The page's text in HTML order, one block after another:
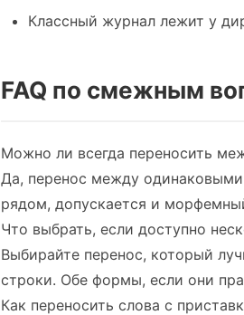
Классный журнал лежит у
FAQ по смежным
Можно ли всегда переносить
Да, перенос между
рядом, допускается и
Что выбрать, если доступно
Выбирайте перенос, который
строки. Обе формы, если они
Как переносить слова с